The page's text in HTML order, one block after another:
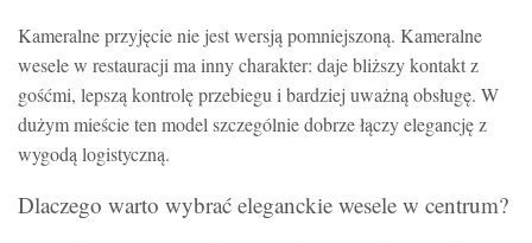
Kameralne przyjęcie nie jest wersją pomniejszoną. Kameralne
wesele w restauracji ma inny charakter: daje bliższy kontakt z
gośćmi, lepszą kontrolę przebiegu i bardziej uważną obsługę. W
dużym mieście ten model szczególnie dobrze łączy elegancję z
wygodą logistyczną.
Dlaczego warto wybrać eleganckie wesele w centrum?